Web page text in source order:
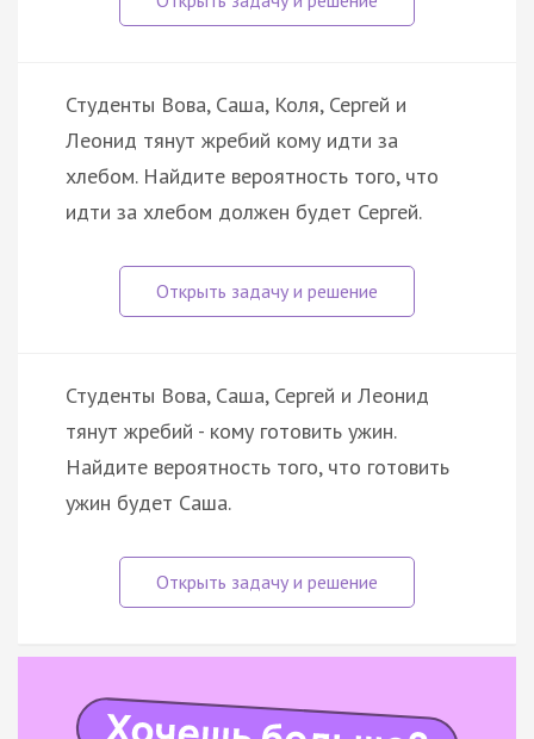
Студенты Вова, Саша, Коля, Сергей и
Леонид тянут жребий кому идти за
хлебом. Найдите вероятность того, что
идти за хлебом должен будет Сергей.
Студенты Вова, Саша, Сергей и Леонид
тянут жребий - кому готовить ужин.
Найдите вероятность того, что готовить
ужин будет Саша.